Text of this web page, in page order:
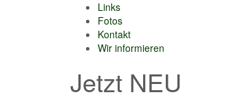
Links
Fotos
Kontakt
Wir informieren
Jetzt NEU